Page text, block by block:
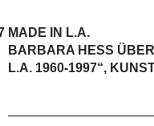
MADE IN L.A.
BARBARA HESS
L.A. 1960-1997“,